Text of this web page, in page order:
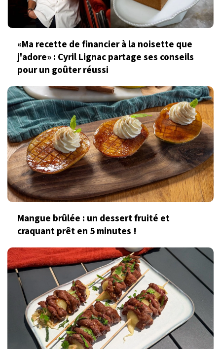
«Ma recette de financier à la noisette que
j'adore» : Cyril Lignac partage ses conseils
pour un goûter réussi
Mangue brûlée : un dessert fruité et
craquant prêt en 5 minutes !